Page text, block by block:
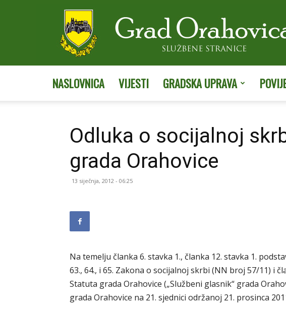
NASLOVNICA VIJESTI GRADSKA UPRAVA
Odluka o socijalnoj
grada Orahovice
13 siječnja, 2012 - 06:25
Na temelju članka 6. stavka 1., članka 12. stavka 1.
63., 64., i 65. Zakona o socijalnoj skrbi (NN broj 57/11) i
Statuta grada Orahovice („Službeni glasnik“ grada
grada Orahovice na 21. sjednici održanoj 21. prosinca